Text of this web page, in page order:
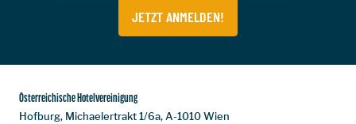
JETZT ANMELDEN!
Österreichische Hotelvereinigung
Hofburg, Michaelertrakt 1/6a, A-1010 Wien